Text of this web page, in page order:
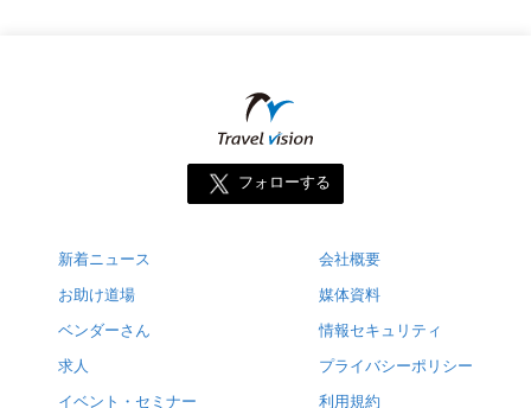
フォローする
新着ニュース
お助け道場
ベンダーさん
求人
イベント・セミナー
会社概要
媒体資料
情報セキュリティ
プライバシーポリシー
利用規約